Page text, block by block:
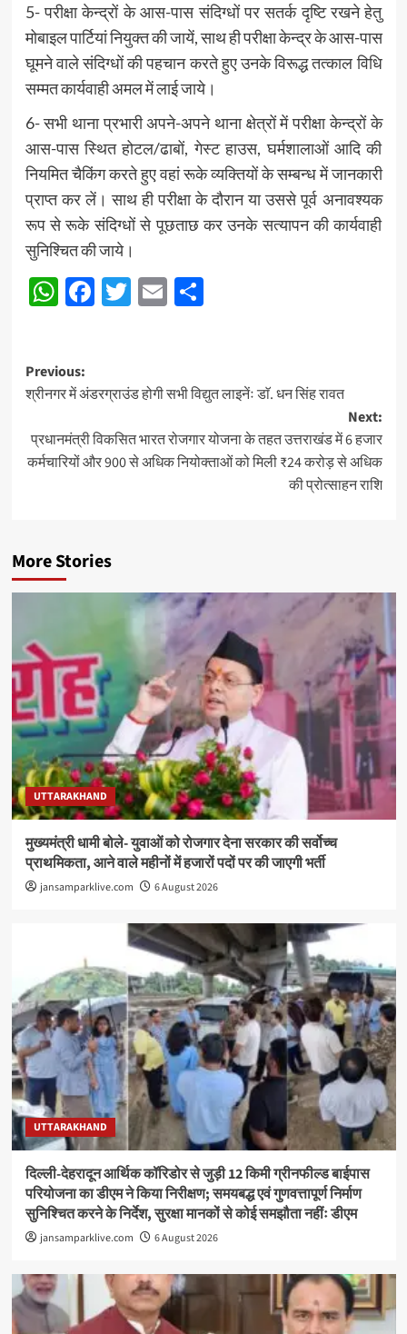
5- परीक्षा केन्द्रों के आस-पास संदिग्धों पर सतर्क दृष्टि रखने हेतु
मोबाइल पार्टियां नियुक्त की जायें, साथ ही परीक्षा केन्द्र के आस-पास
घूमने वाले संदिग्धों की पहचान करते हुए उनके विरूद्ध तत्काल विधि
सम्मत कार्यवाही अमल में लाई जाये।
6- सभी थाना प्रभारी अपने-अपने थाना क्षेत्रों में परीक्षा केन्द्रों के
आस-पास स्थित होटल/ढाबों, गेस्ट हाउस, घर्मशालाओं आदि की
नियमित चैकिंग करते हुए वहां रूके व्यक्तियों के सम्बन्ध में जानकारी
प्राप्त कर लें। साथ ही परीक्षा के दौरान या उससे पूर्व अनावश्यक
रूप से रूके संदिग्धों से पूछताछ कर उनके सत्यापन की कार्यवाही
सुनिश्चित की जाये।
WhatsApp
Facebook
Twitter
EmailShare
Post
navigation
Previous:
श्रीनगर में अंडरग्राउंड होगी सभी विद्युत लाइनेंः डाॅ. धन सिंह रावत
Next:
प्रधानमंत्री विकसित भारत रोजगार योजना के तहत उत्तराखंड में 6 हजार
कर्मचारियों और 900 से अधिक नियोक्ताओं को मिली ₹24 करोड़ से अधिक
की प्रोत्साहन राशि
More Stories
UTTARAKHAND
मुख्यमंत्री धामी बोले- युवाओं को रोजगार देना सरकार की सर्वोच्च
प्राथमिकता, आने वाले महीनों में हजारों पदों पर की जाएगी भर्ती
jansamparklive.com 6 August 2026
UTTARAKHAND
दिल्ली-देहरादून आर्थिक कॉरिडोर से जुड़ी 12 किमी ग्रीनफील्ड बाईपास
परियोजना का डीएम ने किया निरीक्षण; समयबद्ध एवं गुणवत्तापूर्ण निर्माण
सुनिश्चित करने के निर्देश, सुरक्षा मानकों से कोई समझौता नहींः डीएम
jansamparklive.com 6 August 2026